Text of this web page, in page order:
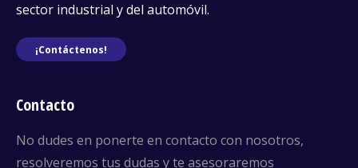
sector industrial y del automóvil.
¡Contáctenos!
Contacto
No dudes en ponerte en contacto con nosotros,
resolveremos tus dudas y te asesoraremos